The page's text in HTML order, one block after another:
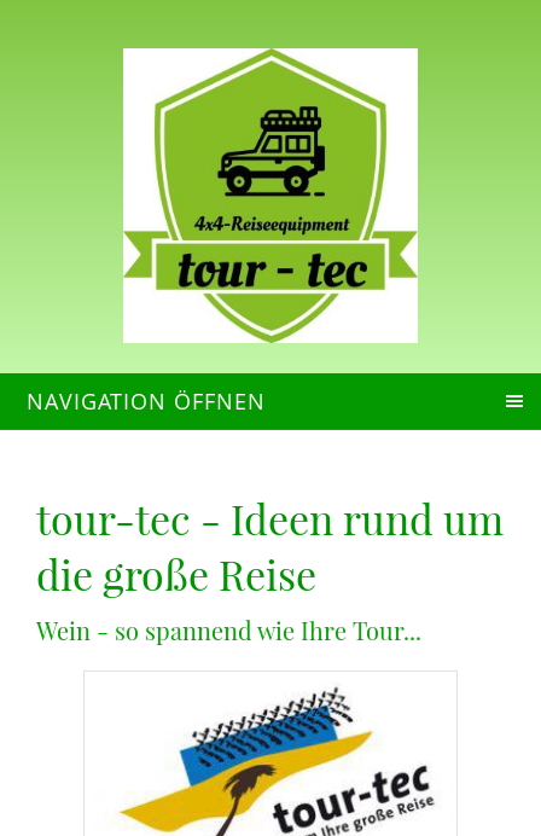
NAVIGATION ÖFFNEN
tour-tec - Ideen rund um
die große Reise
Wein - so spannend wie Ihre Tour...